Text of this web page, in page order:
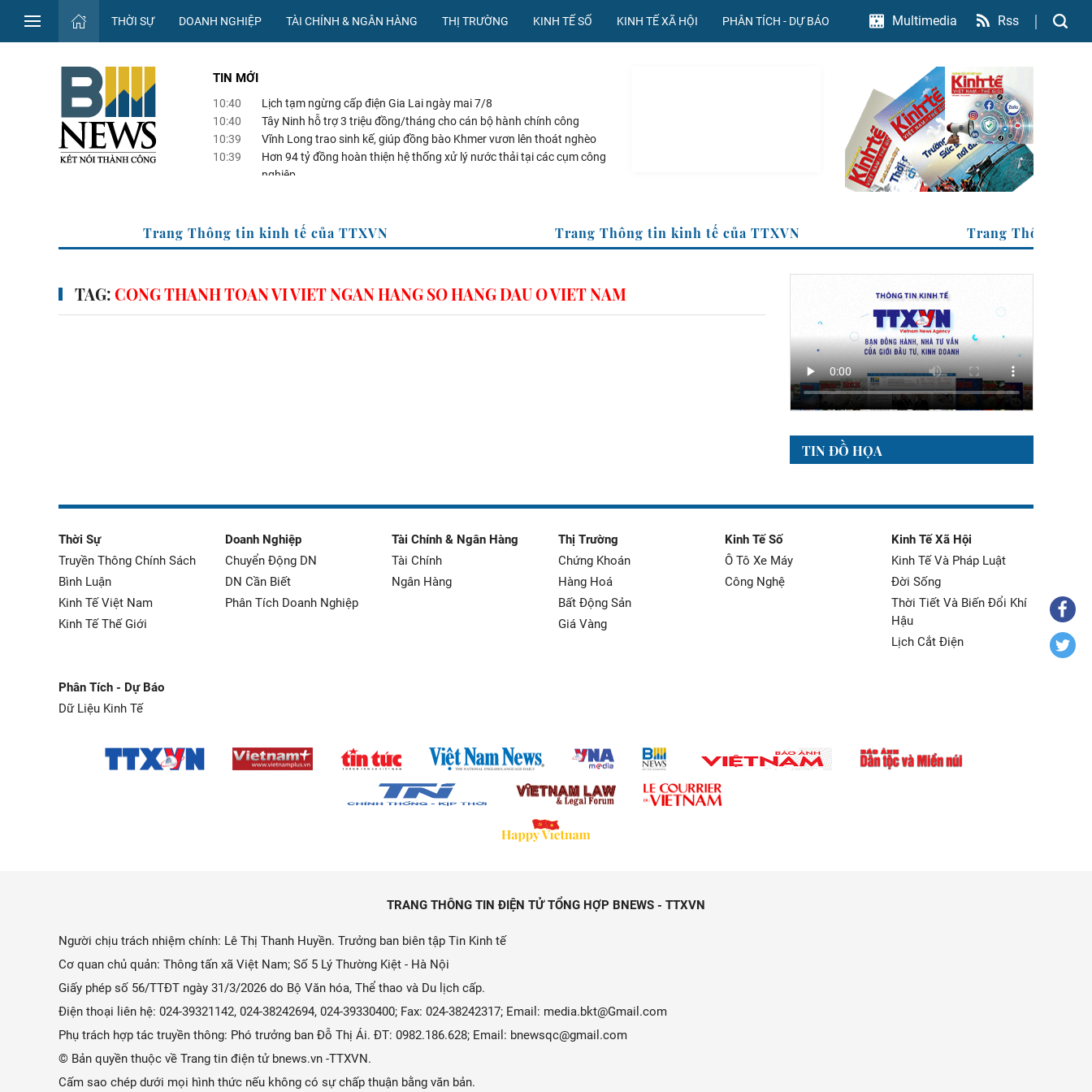
THỜI SỰ DOANH NGHIỆP TÀI CHÍNH & NGÂN HÀNG THỊ TRƯỜNG KINH TẾ SỐ KINH TẾ XÃ HỘI PHÂN TÍCH - DỰ BÁO Multimedia Rss
TIN MỚI
10:40
Lịch tạm ngừng cấp điện Gia Lai ngày mai 7/8
10:40
Tây Ninh hỗ trợ 3 triệu đồng/tháng cho cán bộ hành chính công
10:39
Vĩnh Long trao sinh kế, giúp đồng bào Khmer vươn lên thoát nghèo
10:39
Hơn 94 tỷ đồng hoàn thiện hệ thống xử lý nước thải tại các cụm công
nghiệp
Trang Thông tin kinh tế của TTXVN Trang Thông tin kinh tế của TTXVN Trang Thông
TAG:CONG THANH TOAN VI VIET NGAN HANG SO HANG DAU O VIET NAM
TIN ĐỒ HỌA
Thời Sự
Truyền Thông Chính Sách
Bình Luận
Kinh Tế Việt Nam
Kinh Tế Thế Giới
Doanh Nghiệp
Chuyển Động DN
DN Cần Biết
Phân Tích Doanh Nghiệp
Tài Chính & Ngân Hàng
Tài Chính
Ngân Hàng
Thị Trường
Chứng Khoán
Hàng Hoá
Bất Động Sản
Giá Vàng
Kinh Tế Số
Ô Tô Xe Máy
Công Nghệ
Kinh Tế Xã Hội
Kinh Tế Và Pháp Luật
Đời Sống
Thời Tiết Và Biến Đổi Khí
Hậu
Lịch Cắt Điện
Phân Tích - Dự Báo
Dữ Liệu Kinh Tế
TRANG THÔNG TIN ĐIỆN TỬ TỔNG HỢP BNEWS - TTXVN
Người chịu trách nhiệm chính: Lê Thị Thanh Huyền. Trưởng ban biên tập Tin Kinh tế
Cơ quan chủ quản: Thông tấn xã Việt Nam; Số 5 Lý Thường Kiệt - Hà Nội
Giấy phép số 56/TTĐT ngày 31/3/2026 do Bộ Văn hóa, Thể thao và Du lịch cấp.
Điện thoại liên hệ: 024-39321142, 024-38242694, 024-39330400; Fax: 024-38242317; Email: media.bkt@Gmail.com
Phụ trách hợp tác truyền thông: Phó trưởng ban Đỗ Thị Ái. ĐT: 0982.186.628; Email: bnewsqc@gmail.com
© Bản quyền thuộc về Trang tin điện tử bnews.vn -TTXVN.
Cấm sao chép dưới mọi hình thức nếu không có sự chấp thuận bằng văn bản.